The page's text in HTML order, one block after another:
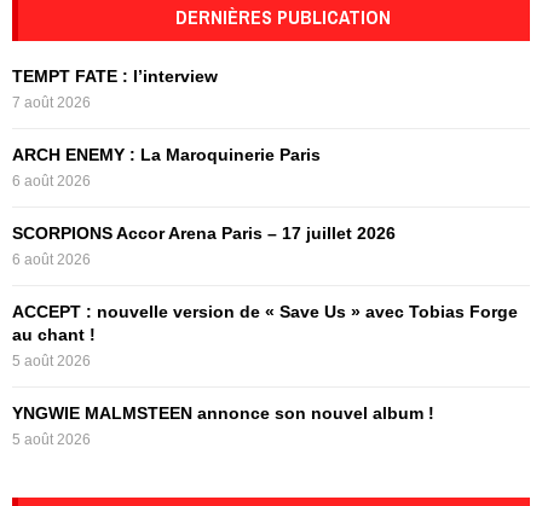
o
r
DERNIÈRES PUBLICATION
TEMPT FATE : l’interview
7 août 2026
ARCH ENEMY : La Maroquinerie Paris
6 août 2026
SCORPIONS Accor Arena Paris – 17 juillet 2026
6 août 2026
ACCEPT : nouvelle version de « Save Us » avec Tobias Forge
au chant !
5 août 2026
YNGWIE MALMSTEEN annonce son nouvel album !
5 août 2026